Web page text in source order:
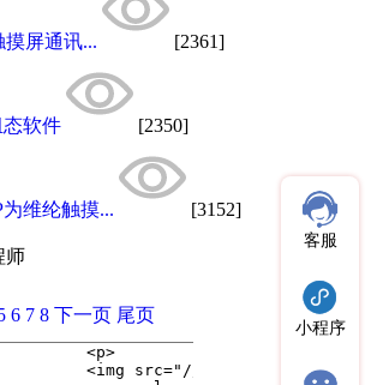
摸屏通讯... [2361]
态软件 [2350]
维纶触摸... [3152]
师
客服
小程序
6 7 8 下一页 尾页